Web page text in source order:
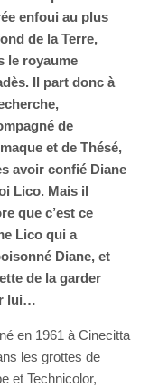
enfoui au plus
de la Terre,
le royaume
Il part donc à
de
et de Thésé,
avoir confié Diane
Lico. Mais il
que c’est ce
Lico qui a
Diane, et
de la garder
lui…
en 1961 à Cinecitta
les grottes de
et Technicolor,